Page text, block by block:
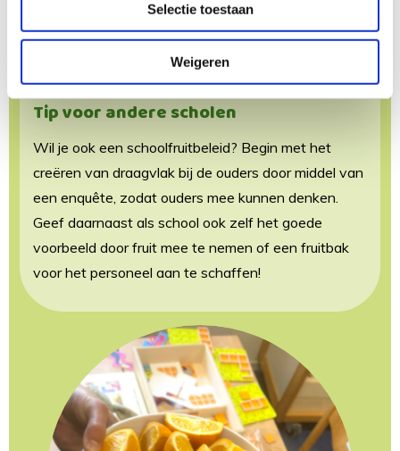
Selectie toestaan
Weigeren
met kooklessen, gezonde ontbijtlessen en de Schijf
verder uitbreiden in het nieuwe schoolgebouw.
Tip voor andere scholen
Wil je ook een schoolfruitbeleid? Begin met het
creëren van draagvlak bij de ouders door middel van
een enquête, zodat ouders mee kunnen denken.
Geef daarnaast als school ook zelf het goede
voorbeeld door fruit mee te nemen of een fruitbak
voor het personeel aan te schaffen!